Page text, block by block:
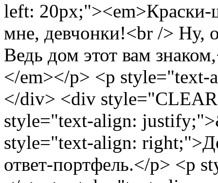
left: 20px;"><em>Краски-
мне, девчонки!<br /> Ну,
Ведь дом этот вам
</em></p> <p
</div> <div
style="text-align:
style="text-align:
ответ-портфель.</p> <p